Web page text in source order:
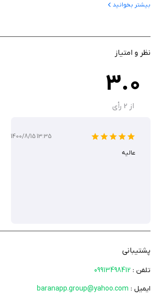
کد شامد: 1-1-743518-63-0-60
بیشتر بخوانید
نظر و امتیاز
3.0
از 2 رأی
1400/8/15 13:35
عالیه
پشتیبانی
تلفن : 09913498412
ایمیل : baranapp.group@yahoo.com